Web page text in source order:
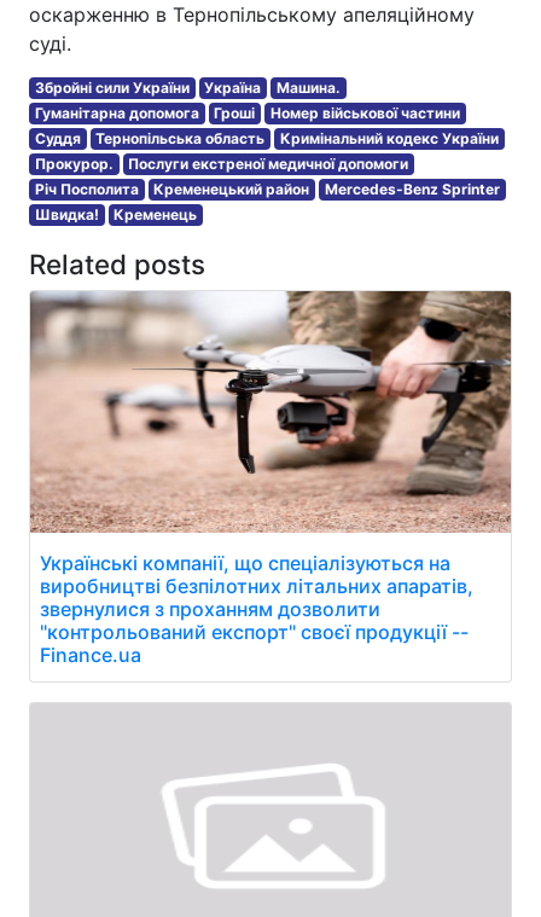
оскарженню в Тернопільському апеляційному
суді.
Збройні сили України Україна
Машина.
Гуманітарна допомога
Гроші
Номер військової частини
Суддя
Тернопільська область
Кримінальний кодекс України
Прокурор.
Послуги екстреної медичної допомоги
Річ Посполита
Кременецький район
Mercedes-Benz Sprinter
Швидка!
Кременець
Related posts
Українські компанії, що спеціалізуються на
виробництві безпілотних літальних апаратів,
звернулися з проханням дозволити
"контрольований експорт" своєї продукції --
Finance.ua